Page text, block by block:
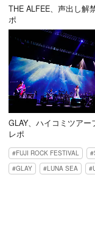
THE ALFEE、声出し解
ポ
GLAY、ハイコミツアー
レポ
FUJI ROCK FESTIVAL
GLAY
LUNA SEA